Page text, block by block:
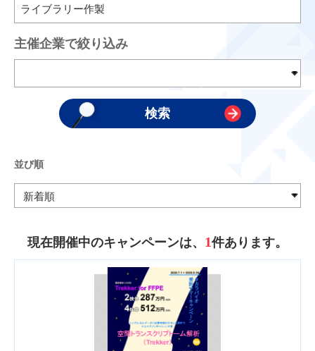
主催企業で絞り込み
並び順
現在開催中のキャンペーンは、 1件あります。